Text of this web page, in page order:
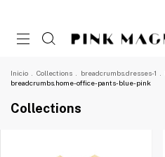
Inicio . Collections . breadcrumbs.dresses-1 .
breadcrumbs.home-office-pants-blue-pink
Collections